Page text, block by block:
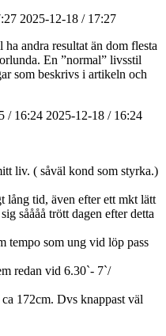
2025-12-18 / 17:27
andra resultat än dom flesta
En ”normal” livsstil
som beskrivs i artikeln och
/ 16:24 2025-12-18 / 16:24
liv. ( såväl kond som styrka.)
lång tid, även efter ett mkt lätt
såååå trött dagen efter detta
tempo som ung vid löp pass
redan vid 6.30`- 7`/
172cm. Dvs knappast väl